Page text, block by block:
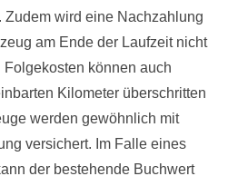
Zudem wird eine Nachzahlung
am Ende der Laufzeit nicht
können auch
Kilometer überschritten
werden gewöhnlich mit
versichert. Im Falle eines
der bestehende Buchwert